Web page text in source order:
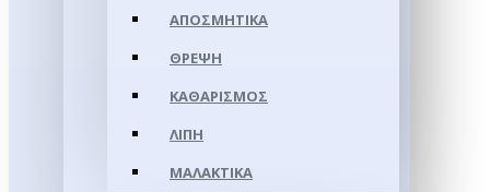
ΑΠΟΣΜΗΤΙΚΆ
ΘΡΈΨΗ
ΚΑΘΑΡΙΣΜΌΣ
ΛΊΠΗ
ΜΑΛΑΚΤΙΚΆ